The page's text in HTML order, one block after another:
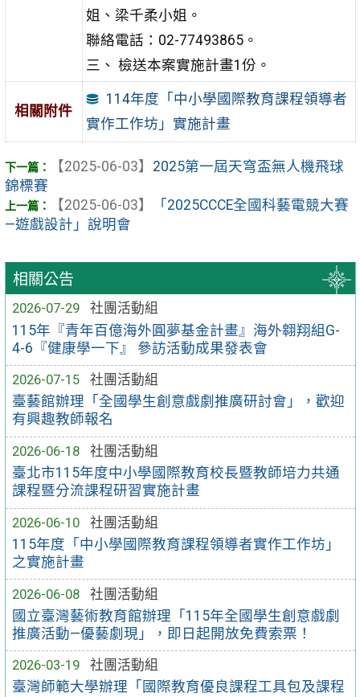
相關公告
2026-07-29
社團活動組
115年『青年百億海外圓夢基金計畫』海外翱翔組G-
4-6『健康學一下』 參訪活動成果發表會
2026-07-15
社團活動組
臺藝館辦理「全國學生創意戲劇推廣研討會」，歡迎
有興趣教師報名
2026-06-18
社團活動組
臺北市115年度中小學國際教育校長暨教師培力共通
課程暨分流課程研習實施計畫
2026-06-10
社團活動組
115年度「中小學國際教育課程領導者實作工作坊」
之實施計畫
2026-06-08
社團活動組
國立臺灣藝術教育館辦理「115年全國學生創意戲劇
推廣活動—優藝劇現」，即日起開放免費索票！
2026-03-19
社團活動組
臺灣師範大學辦理「國際教育優良課程工具包及課程
姐、梁千柔小姐。
聯絡電話：02-77493865。
三、 檢送本案實施計畫1份。
相關附件
114年度「中小學國際教育課程領導者
實作工作坊」實施計畫
【2025-06-03】 2025第一屆天穹盃無人機飛球
錦標賽
【2025-06-03】
「2025CCCE全國科藝電競大賽
—遊戲設計」說明會